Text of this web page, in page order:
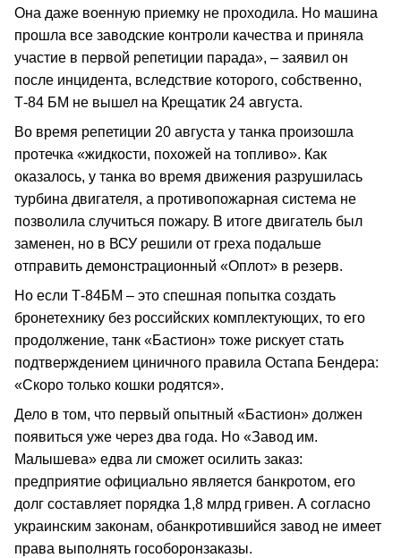
Она даже военную приемку не проходила. Но машина
прошла все заводские контроли качества и приняла
участие в первой репетиции парада», – заявил он
после инцидента, вследствие которого, собственно,
Т-84 БМ не вышел на Крещатик 24 августа.
Во время репетиции 20 августа у танка произошла
протечка «жидкости, похожей на топливо». Как
оказалось, у танка во время движения разрушилась
турбина двигателя, а противопожарная система не
позволила случиться пожару. В итоге двигатель был
заменен, но в ВСУ решили от греха подальше
отправить демонстрационный «Оплот» в резерв.
Но если Т-84БМ – это спешная попытка создать
бронетехнику без российских комплектующих, то его
продолжение, танк «Бастион» тоже рискует стать
подтверждением циничного правила Остапа Бендера:
«Скоро только кошки родятся».
Дело в том, что первый опытный «Бастион» должен
появиться уже через два года. Но «Завод им.
Малышева» едва ли сможет осилить заказ:
предприятие официально является банкротом, его
долг составляет порядка 1,8 млрд гривен. А согласно
украинским законам, обанкротившийся завод не имеет
права выполнять гособоронзаказы.